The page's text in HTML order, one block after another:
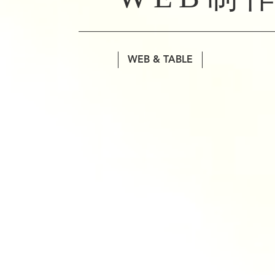
WEB & TABLE